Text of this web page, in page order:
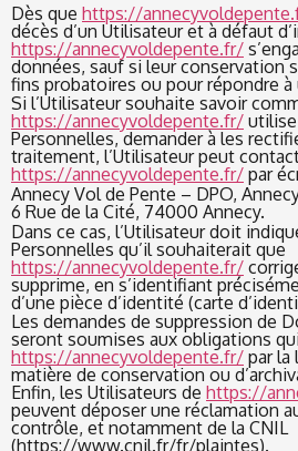
Dès que https://
décès d’un Utilisateur et à défaut
https://annecyvoldepente.fr/
données, sauf si leur conservation
fins probatoires ou pour répondre
Si l’Utilisateur souhaite savoir
https://annecyvoldepente.fr/
Personnelles, demander à les
traitement, l’Utilisateur peut
https://annecyvoldepente.fr/ par
Annecy Vol de Pente – DPO,
6 Rue de la Cité, 74000 Annecy.
Dans ce cas, l’Utilisateur doit
Personnelles qu’il souhaiterait que
https://annecyvoldepente.fr/
supprime, en s’identifiant
d’une pièce d’identité (carte
Les demandes de suppression de
seront soumises aux obligations
https://annecyvoldepente.fr/ par la
matière de conservation ou
Enfin, les Utilisateurs de https://
peuvent déposer une réclamation
contrôle, et notamment de la CNIL
(https://www.cnil.fr/fr/plaintes).